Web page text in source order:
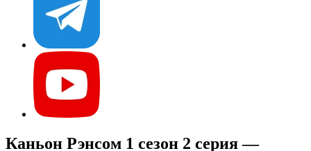
Каньон Рэнсом 1 сезон 2 серия —